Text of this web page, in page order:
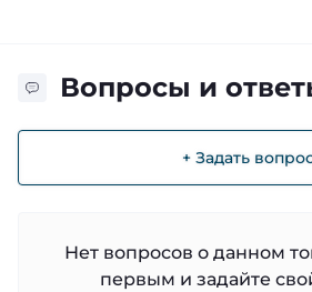
Вопросы и
+ Задать
Нет вопросов о данном
первым и задайте